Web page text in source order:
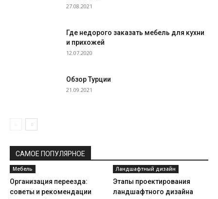
27.08.2021
Где недорого заказать мебель для кухни
и прихожей
12.07.2020
Обзор Турции
21.09.2021
САМОЕ ПОПУЛЯРНОЕ
Мебель
Организация переезда:
советы и рекомендации
Ландшафтный дизайн
Этапы проектирования
ландшафтного дизайна